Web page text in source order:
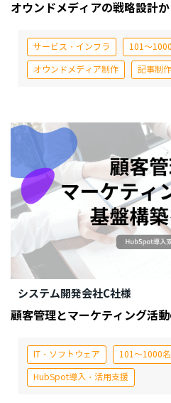
オウンドメディアの戦略設計
サービス・インフラ 101～
オウンドメディア制作 記事制作
システム開発会社C社様
顧客管理とマーケティング活
IT・ソフトウェア 101～1000名
HubSpot導入・活用支援